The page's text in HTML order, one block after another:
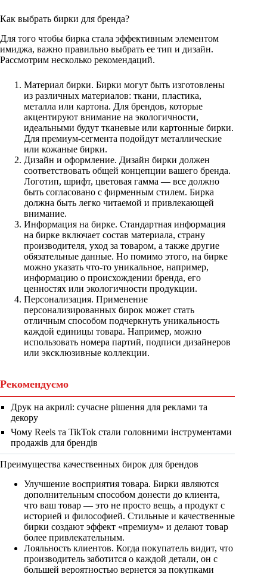
Как выбрать бирки для бренда?
Для того чтобы бирка стала эффективным элементом
имиджа, важно правильно выбрать ее тип и дизайн.
Рассмотрим несколько рекомендаций.
Материал бирки. Бирки могут быть изготовлены
из различных материалов: ткани, пластика,
металла или картона. Для брендов, которые
акцентируют внимание на экологичности,
идеальными будут тканевые или картонные бирки.
Для премиум-сегмента подойдут металлические
или кожаные бирки.
Дизайн и оформление. Дизайн бирки должен
соответствовать общей концепции вашего бренда.
Логотип, шрифт, цветовая гамма — все должно
быть согласовано с фирменным стилем. Бирка
должна быть легко читаемой и привлекающей
внимание.
Информация на бирке. Стандартная информация
на бирке включает состав материала, страну
производителя, уход за товаром, а также другие
обязательные данные. Но помимо этого, на бирке
можно указать что-то уникальное, например,
информацию о происхождении бренда, его
ценностях или экологичности продукции.
Персонализация. Применение
персонализированных бирок может стать
отличным способом подчеркнуть уникальность
каждой единицы товара. Например, можно
использовать номера партий, подписи дизайнеров
или эксклюзивные коллекции.
Рекомендуємо
Друк на акрилі: сучасне рішення для реклами та
декору
Чому Reels та TikTok стали головними інструментами
продажів для брендів
Преимущества качественных бирок для брендов
Улучшение восприятия товара. Бирки являются
дополнительным способом донести до клиента,
что ваш товар — это не просто вещь, а продукт с
историей и философией. Стильные и качественные
бирки создают эффект «премиум» и делают товар
более привлекательным.
Лояльность клиентов. Когда покупатель видит, что
производитель заботится о каждой детали, он с
большей вероятностью вернется за покупками